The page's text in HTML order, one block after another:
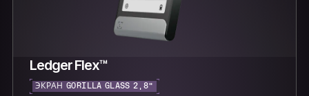
Ledger Flex™
ЭКРАН GORILLA GLASS 2,8″